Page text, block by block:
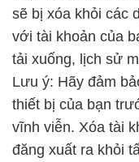
sẽ bị xóa khỏi các
với tài khoản của
tải xuống, lịch sử
Lưu ý: Hãy đảm
thiết bị của bạn
vĩnh viễn. Xóa tài
đăng xuất ra khỏi